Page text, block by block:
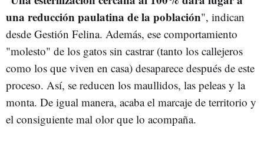
una reducción paulatina de la población", indican
desde Gestión Felina. Además, ese comportamiento
"molesto" de los gatos sin castrar (tanto los callejeros
como los que viven en casa) desaparece después de este
proceso. Así, se reducen los maullidos, las peleas y la
monta. De igual manera, acaba el marcaje de territorio y
el consiguiente mal olor que lo acompaña.